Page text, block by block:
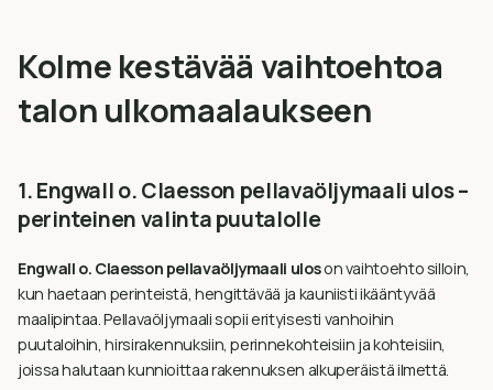
Kolme kestävää vaihtoehtoa
talon ulkomaalaukseen
1. Engwall o. Claesson pellavaöljymaali ulos –
perinteinen valinta puutalolle
Engwall o. Claesson pellavaöljymaali uloson vaihtoehto silloin,
kun haetaan perinteistä, hengittävää ja kauniisti ikääntyvää
maalipintaa. Pellavaöljymaali sopii erityisesti vanhoihin
puutaloihin, hirsirakennuksiin, perinnekohteisiin ja kohteisiin,
joissa halutaan kunnioittaa rakennuksen alkuperäistä ilmettä.